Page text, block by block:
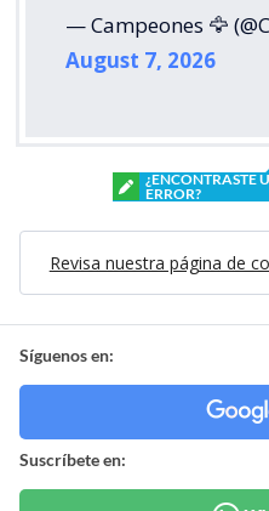
— Campeones 🦅
August 7, 2026
¿ENCONTRASTE
ERROR?
Revisa nuestra página de
Síguenos en:
Suscríbete en: